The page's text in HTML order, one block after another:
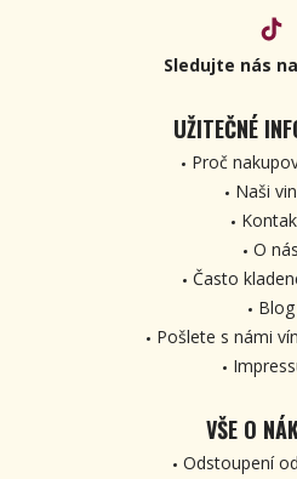
Sledujte nás
UŽITEČNÉ
Proč
Naši
O nás
Často
Blog
Pošlete s námi
VŠE O
Odstoupení